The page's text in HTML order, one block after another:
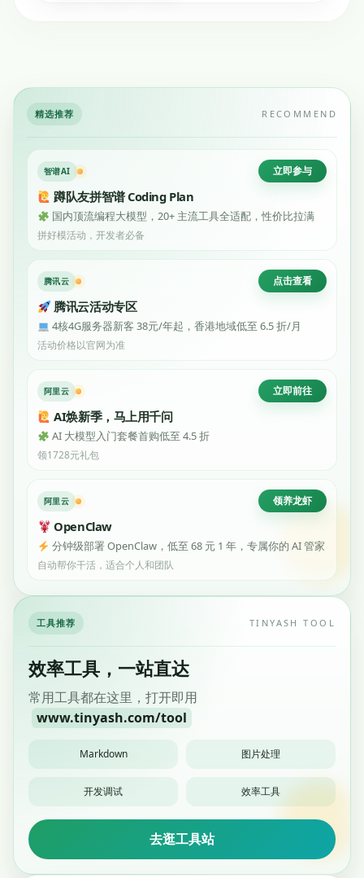
精选推荐 RECOMMEND
智谱AI 立即参与
蹲队友拼智谱 Coding Plan
国内顶流编程大模型，20+ 主流工具全适配，性价比拉满
拼好模活动，开发者必备
腾讯云 点击查看
腾讯云活动专区
4核4G服务器新客 38元/年起，香港地域低至 6.5 折/月
活动价格以官网为准
阿里云 立即前往
AI焕新季，马上用千问
AI 大模型入门套餐首购低至 4.5 折
领1728元礼包
阿里云 领养龙虾
OpenClaw
分钟级部署 OpenClaw，低至 68 元 1 年，专属你的 AI 管家
自动帮你干活，适合个人和团队
工具推荐 TINYASH TOOL
效率工具，一站直达
常用工具都在这里，打开即用
www.tinyash.com/tool
Markdown 图片处理
开发调试 效率工具
去逛工具站